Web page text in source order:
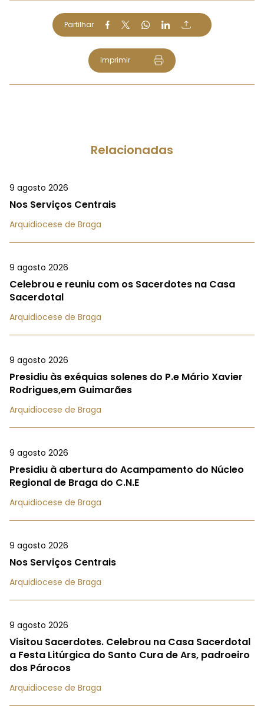
Partilhar
Imprimir
Relacionadas
9 agosto 2026
Nos Serviços Centrais
Arquidiocese de Braga
9 agosto 2026
Celebrou e reuniu com os Sacerdotes na Casa
Sacerdotal
Arquidiocese de Braga
9 agosto 2026
Presidiu às exéquias solenes do P.e Mário Xavier
Rodrigues,em Guimarães
Arquidiocese de Braga
9 agosto 2026
Presidiu à abertura do Acampamento do Núcleo
Regional de Braga do C.N.E
Arquidiocese de Braga
9 agosto 2026
Nos Serviços Centrais
Arquidiocese de Braga
9 agosto 2026
Visitou Sacerdotes. Celebrou na Casa Sacerdotal
a Festa Litúrgica do Santo Cura de Ars, padroeiro
dos Párocos
Arquidiocese de Braga